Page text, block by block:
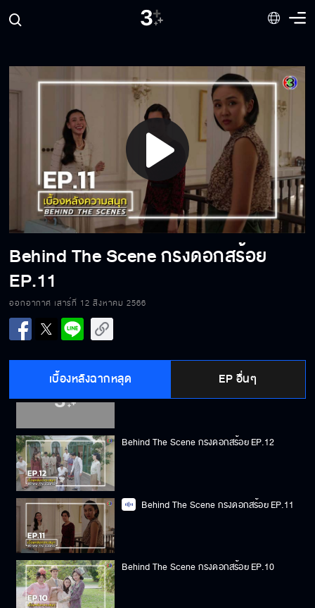
Play
Video
Behind The Scene กรงดอกสร้อย
EP.11
ออกอากาศ เสาร์ที่ 12 สิงหาคม 2566
เบื้องหลังฉากหลุด EP อื่นๆ
Behind The Scene กรงดอกสร้อย EP.16
Behind The Scene กรงดอกสร้อย EP.15
Behind The Scene กรงดอกสร้อย EP.13
Behind The Scene กรงดอกสร้อย EP.12
Behind The Scene กรงดอกสร้อย EP.11
Behind The Scene กรงดอกสร้อย EP.10